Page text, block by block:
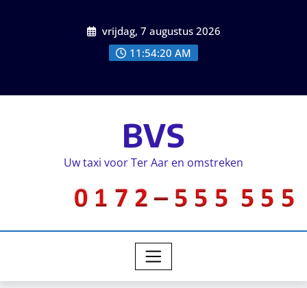
vrijdag, 7 augustus 2026
11:54:21 AM
BVS
Uw taxi voor Ter Aar en omstreken